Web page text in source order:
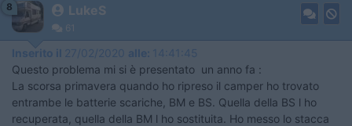
8 LukeS
61
Inserito il 27/02/2020 alle: 14:41:45
Questo problema mi si è presentato un anno fa :
La scorsa primavera quando ho ripreso il camper ho trovato
entrambe le batterie scariche, BM e BS. Quella della BS l ho
recuperata, quella della BM l ho sostituita. Ho messo lo stacca